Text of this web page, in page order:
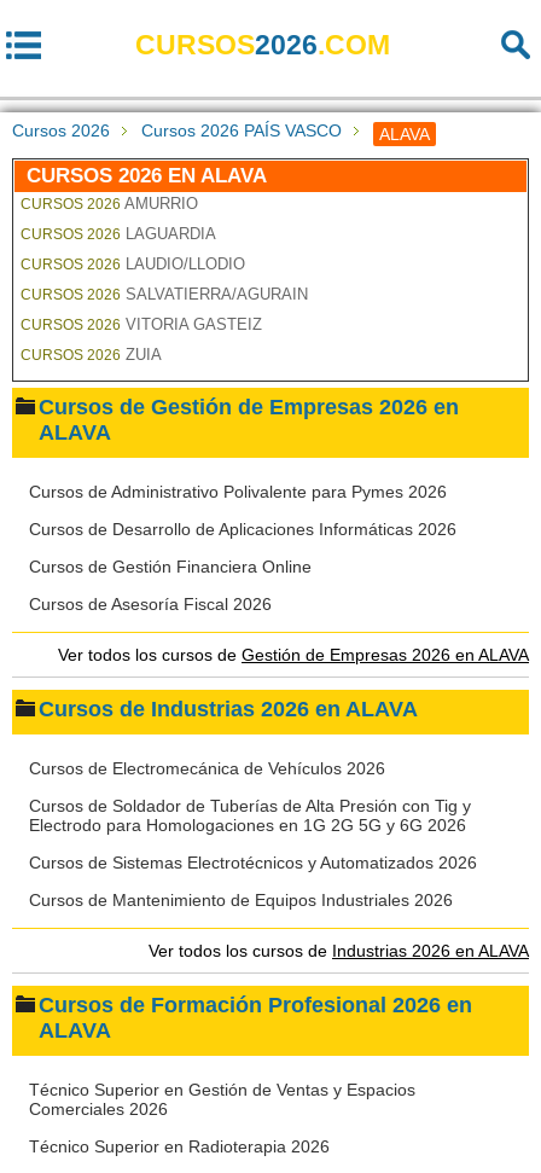
CURSOS2026.COM
Cursos 2026 Cursos 2026 PAÍS VASCO ALAVA
CURSOS 2026 EN ALAVA
CURSOS 2026 AMURRIO
CURSOS 2026 LAGUARDIA
CURSOS 2026 LAUDIO/LLODIO
CURSOS 2026 SALVATIERRA/AGURAIN
CURSOS 2026 VITORIA GASTEIZ
CURSOS 2026 ZUIA
Cursos de Gestión de Empresas 2026 en
ALAVA
Cursos de Administrativo Polivalente para Pymes 2026
Cursos de Desarrollo de Aplicaciones Informáticas 2026
Cursos de Gestión Financiera Online
Cursos de Asesoría Fiscal 2026
Ver todos los cursos de Gestión de Empresas 2026 en ALAVA
Cursos de Industrias 2026 en ALAVA
Cursos de Electromecánica de Vehículos 2026
Cursos de Soldador de Tuberías de Alta Presión con Tig y
Electrodo para Homologaciones en 1G 2G 5G y 6G 2026
Cursos de Sistemas Electrotécnicos y Automatizados 2026
Cursos de Mantenimiento de Equipos Industriales 2026
Ver todos los cursos de Industrias 2026 en ALAVA
Cursos de Formación Profesional 2026 en
ALAVA
Técnico Superior en Gestión de Ventas y Espacios
Comerciales 2026
Técnico Superior en Radioterapia 2026